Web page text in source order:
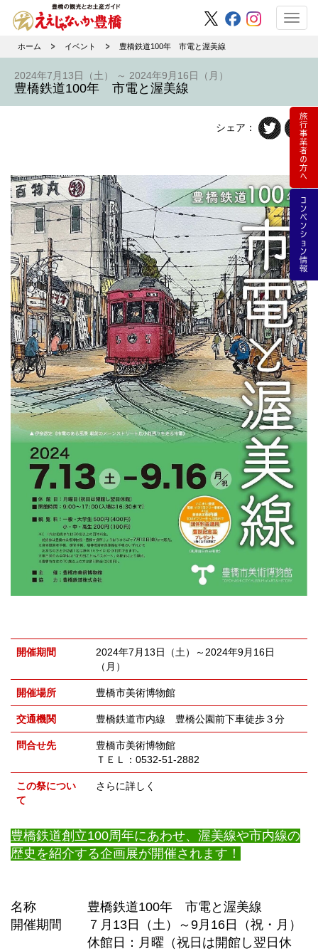
ホーム イベント 豊橋鉄道100年 市電と渥美線
2024年7月13日（土） ～ 2024年9月16日（月）
豊橋鉄道100年 市電と渥美線
シェア：
開催期間
2024年7月13日（土）～2024年9月16日
（月）
開催場所 豊橋市美術博物館
交通機関 豊橋鉄道市内線 豊橋公園前下車徒歩３分
問合せ先
豊橋市美術博物館
ＴＥＬ：0532-51-2882
この祭につい
て
さらに詳しく
豊橋鉄道創立100周年にあわせ、渥美線や市内線の
歴史を紹介する企画展が開催されます！
名称 豊橋鉄道100年 市電と渥美線
開催期間 ７月13日（土）～9月16日（祝・月）
休館日：月曜（祝日は開館し翌日休